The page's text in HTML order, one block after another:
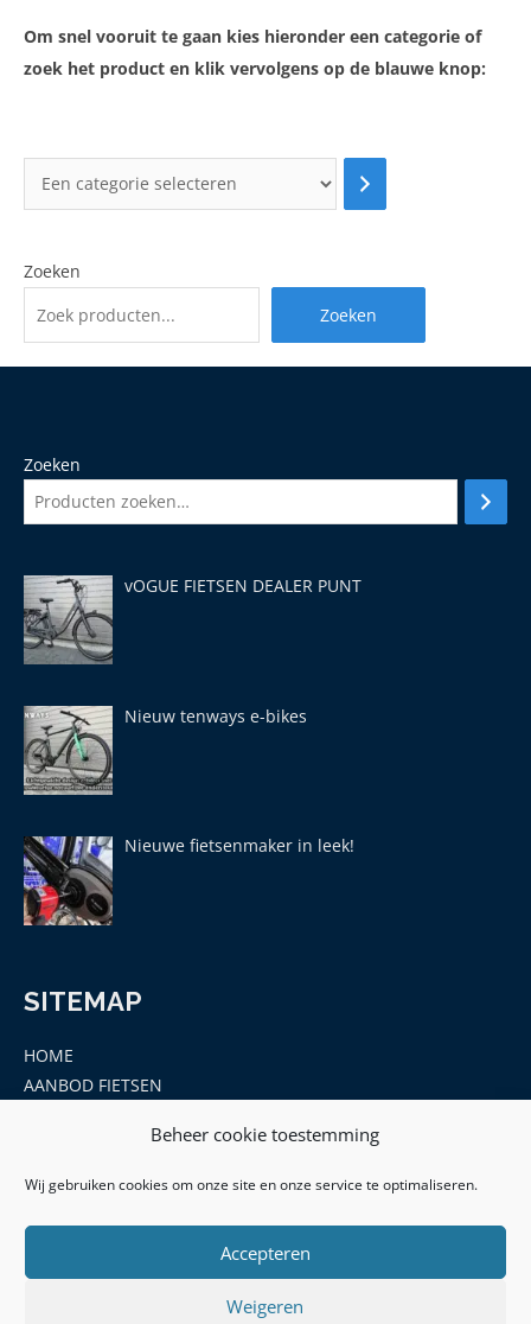
Beheer cookie toestemming
Wij gebruiken cookies om onze site en onze service te optimaliseren.
Accepteren
Weigeren
Om snel vooruit te gaan kies hieronder een categorie of
zoek het product en klik vervolgens op de blauwe knop:
Zoeken
Zoeken
Zoeken
vOGUE FIETSEN DEALER PUNT
Nieuw tenways e-bikes
Nieuwe fietsenmaker in leek!
SITEMAP
HOME
AANBOD FIETSEN
ONDERDELEN EN ACCESSOIRES